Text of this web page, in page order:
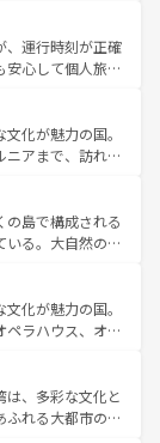
る文化を体験で
報はコンテンツ一覧
着の
ほしい。
なアフタヌーン
パブ、サッカー観
富。イギリスを旅
、運行時刻が正確
安心して個人旅行
はのユニークな
歩きも満喫する
価も高いが、旅行
なお、新
してほしい。
化が魅力の国。
ニアまで、訪れる
、エンターテイ
。一方、アメリカ
ニオンやイエロー
融合した独特の
異なる魅力を楽
感じることができ
。
の島で構成される
いる。大自然の神
といえばオアフ
やカウアイ島が
をはじめ、豊かな
くれるハワイの
アンミュージッ
ハワイの魅力を彩
化が魅力の国。
ペラハウス、オー
（エアーズロッ
ンズの熱帯雨林な
やワイン、オージ
は、多彩な文化と
ふれる大都市の台